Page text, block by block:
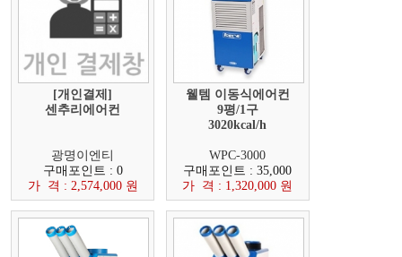
[개인결제]
센추리에어컨
광명이엔티
구매포인트 : 0
가 격 : 2,574,000 원
웰템 이동식에어컨
9평/1구
3020kcal/h
WPC-3000
구매포인트 : 35,000
가 격 : 1,320,000 원